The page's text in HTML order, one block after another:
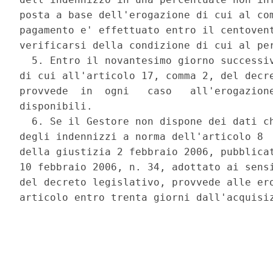
posta a base dell'erogazione di cui al
pagamento e' effettuato entro il
verificarsi della condizione di cui al
5. Entro il novantesimo giorno
di cui all'articolo 17, comma 2, del
provvede  in  ogni   caso
disponibili.
6. Se il Gestore non dispone dei dati
degli indennizzi a norma dell'articolo
della giustizia 2 febbraio 2006,
10 febbraio 2006, n. 34, adottato ai
del decreto legislativo, provvede alle